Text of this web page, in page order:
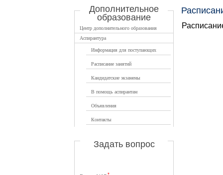
Дополнительное
образование
Центр дополнительного образования
Аспирантура
Информация для поступающих
Расписание занятий
Кандидатские экзамены
В помощь аспирантам
Объявления
Контакты
Задать вопрос